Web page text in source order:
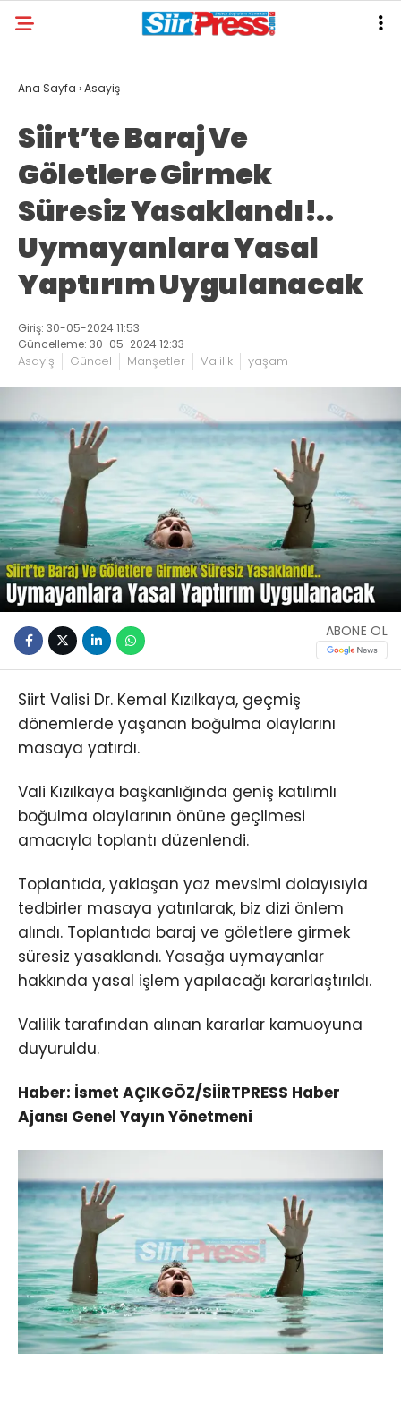
Ana Sayfa ›Asayiş
Siirt’te Baraj Ve
Göletlere Girmek
Süresiz Yasaklandı!..
Uymayanlara Yasal
Yaptırım Uygulanacak
Giriş: 30-05-2024 11:53
Güncelleme: 30-05-2024 12:33
Asayiş Güncel Manşetler Valilik yaşam
ABONE OL
Siirt Valisi Dr. Kemal Kızılkaya, geçmiş
dönemlerde yaşanan boğulma olaylarını
masaya yatırdı.
Vali Kızılkaya başkanlığında geniş katılımlı
boğulma olaylarının önüne geçilmesi
amacıyla toplantı düzenlendi.
Toplantıda, yaklaşan yaz mevsimi dolayısıyla
tedbirler masaya yatırılarak, biz dizi önlem
alındı. Toplantıda baraj ve göletlere girmek
süresiz yasaklandı. Yasağa uymayanlar
hakkında yasal işlem yapılacağı kararlaştırıldı.
Valilik tarafından alınan kararlar kamuoyuna
duyuruldu.
Haber: İsmet AÇIKGÖZ/SİİRTPRESS Haber
Ajansı Genel Yayın Yönetmeni